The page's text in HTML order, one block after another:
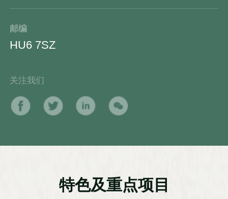
邮编
HU6 7SZ
关注我们
特色及重点项目